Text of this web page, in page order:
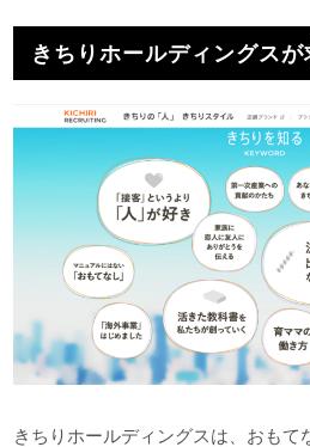
きちりホールディングス
きちりホールディングスは、おもて